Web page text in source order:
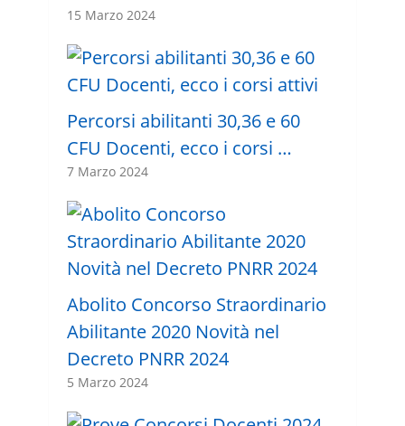
15 Marzo 2024
Percorsi abilitanti 30,36 e 60
CFU Docenti, ecco i corsi …
7 Marzo 2024
Abolito Concorso Straordinario
Abilitante 2020 Novità nel
Decreto PNRR 2024
5 Marzo 2024